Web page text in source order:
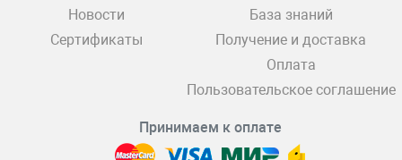
Новости
Сертификаты
База знаний
Получение и доставка
Оплата
Пользовательское соглашение
Принимаем к оплате